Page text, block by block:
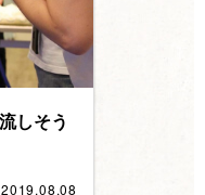
しそう
2019.08.08